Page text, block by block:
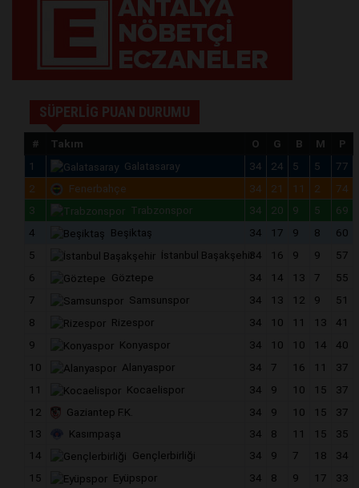
SÜPERLİG PUAN DURUMU
# Takım O G B M
P
1
Galatasaray 34 24 5 5
77
2
Fenerbahçe 34 21 11 2
74
3
Trabzonspor 34 20 9 5
69
4
Beşiktaş 34 17 9 8
60
5
İstanbul Başakşehir34 16 9 9
57
6
Göztepe 34 14 13 7
55
7
Samsunspor 34 13 12 9
51
8
Rizespor 34 10 11 13
41
9
Konyaspor 34 10 10 14
40
10
Alanyaspor 34 7 16 11
37
11
Kocaelispor 34 9 10 15
37
12
Gaziantep F.K. 34 9 10 15
37
13
Kasımpaşa 34 8 11 15
35
14
Gençlerbirliği 34 9 7 18
34
15
Eyüpspor 34 8 9 17
33